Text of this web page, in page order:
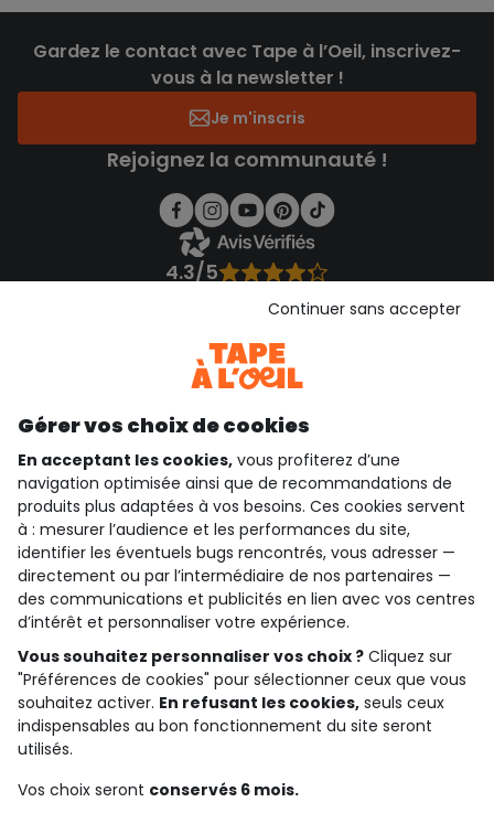
Gardez le contact avec Tape à l’Oeil, inscrivez-
vous à la newsletter !
Je m'inscris
Rejoignez la communauté !
4.3/5
Voir l’attestation de confiance
Téléchargez notre application
Découvrir notre application
qui sommes-nous ?
besoin d'aide ?
le club fidélité
notre catalogue
Conditions générales de ventes et d'utilisation
Politique de confidentialité
Cookies et données personnelles
Gérer vos choix de cookies
En acceptant les cookies, vous profiterez d’une
navigation optimisée ainsi que de recommandations de
produits plus adaptées à vos besoins. Ces cookies servent
à : mesurer l’audience et les performances du site,
identifier les éventuels bugs rencontrés, vous adresser —
directement ou par l’intermédiaire de nos partenaires —
des communications et publicités en lien avec vos centres
d’intérêt et personnaliser votre expérience.
Vous souhaitez personnaliser vos choix ? Cliquez sur
"Préférences de cookies" pour sélectionner ceux que vous
souhaitez activer. En refusant les cookies, seuls ceux
indispensables au bon fonctionnement du site seront
utilisés.
Vos choix seront conservés 6 mois.
Continuer sans accepter